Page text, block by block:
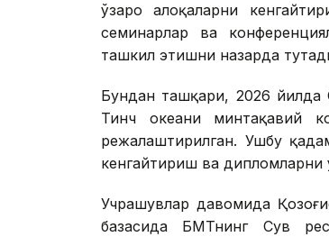
ўзаро алоқаларни
семинарлар ва
ташкил этишни назарда
Бундан ташқари, 2026 йилда
Тинч океани минтақавий
режалаштирилган. Ушбу
кенгайтириш ва
Учрашувлар давомида
базасида БМТнинг Сув